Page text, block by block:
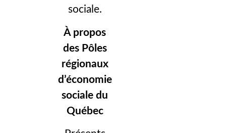
sociale.
À propos
des Pôles
régionaux
d’économie
sociale du
Québec